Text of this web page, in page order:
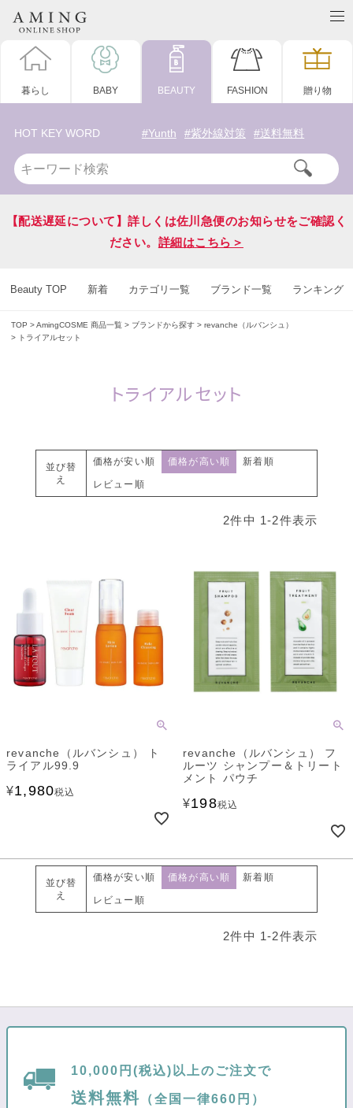
暮らし BABY BEAUTY FASHION 贈り物
HOT KEY WORD #Yunth #紫外線対策 #送料無料
【配送遅延について】詳しくは佐川急便のお知らせをご確認く
ださい。 詳細はこちら＞
Beauty TOP 新着 カテゴリ一覧 ブランド一覧 ランキング
TOP AmingCOSME 商品一覧 ブランドから探す
revanche（ルバンシュ）
トライアルセット
トライアルセット
並び替
え
価格が安い順 価格が高い順 新着順
レビュー順
2件中 1-2件表示
revanche（ルバンシュ） ト
ライアル99.9
¥1,980税込
revanche（ルバンシュ） フ
ルーツ シャンプー＆トリート
メント パウチ
¥198税込
並び替
え
価格が安い順 価格が高い順 新着順
レビュー順
2件中 1-2件表示
10,000円(税込)以上のご注文で
送料無料 （全国一律660円）